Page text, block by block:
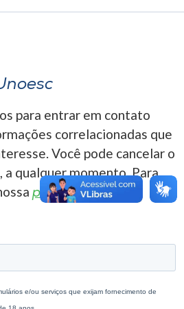
para entrar em contato
correlacionadas que
Você pode cancelar o
a qualquer momento. Para
política de